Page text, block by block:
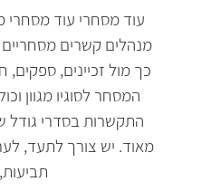
עוד מסחרי עוד מסחרי
מנהלים קשרים
כך מול זכיינים, ספקים,
המסחר לסוגיו מגוון
התקשרות בסדרי גודל
מאוד. יש צורך לתעד,